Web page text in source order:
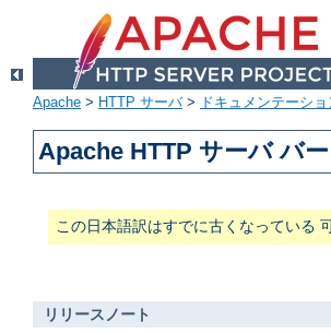
Apache > HTTP サーバ> ドキュメンテーショ
Apache HTTP サーバ バ
この日本語訳はすでに古くなっている
リリースノート